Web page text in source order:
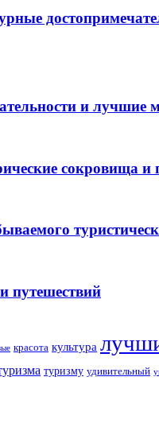
и
сокровища и
путешествий
красота культура
туризму удивительный